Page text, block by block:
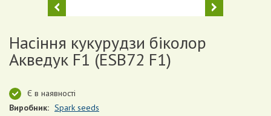
Previous Next
Насіння кукурудзи біколор
Акведук F1 (ESB72 F1)
Є в наявності
Виробник: Spark seeds